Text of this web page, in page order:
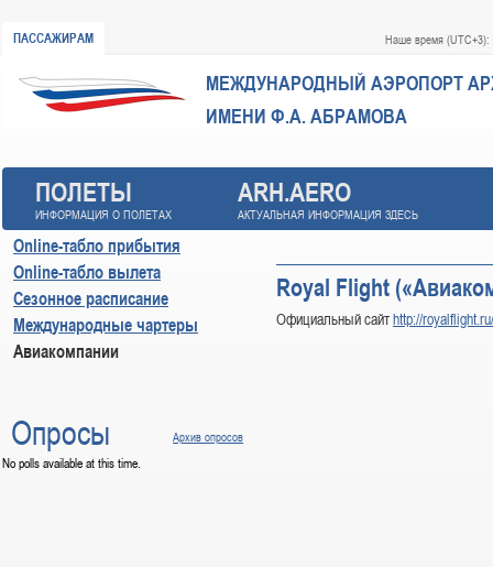
ПАССАЖИРАМ Наше время (UTC+3):
МЕЖДУНАРОДНЫЙ АЭРОПОРТ
ИМЕНИ Ф.А. АБРАМОВА
ПОЛЕТЫ
ИНФОРМАЦИЯ О ПОЛЕТАХ
ARH.AERO
АКТУАЛЬНАЯ ИНФОРМАЦИЯ ЗДЕСЬ
Online-табло прибытия
Online-табло вылета
Сезонное расписание
Международные чартеры
Авиакомпании
Опросы Архив опросов
No polls available at this time.
Royal Flight
Официальный сайтhttp://royalflight.ru/